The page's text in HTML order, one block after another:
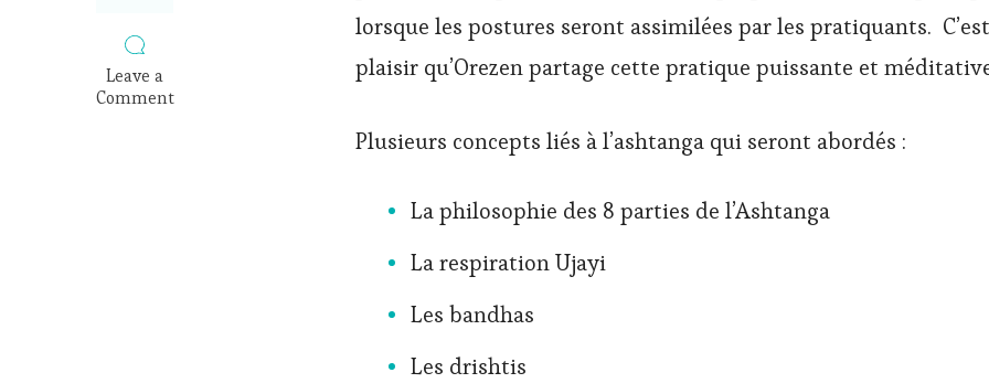
Leave a
Comment
lorsque les postures seront assimilées par les pratiquants.
plaisir qu’Orezen partage cette pratique puissante et
Plusieurs concepts liés à l’ashtanga qui seront abordés :
La philosophie des 8 parties de l’Ashtanga
La respiration Ujayi
Les bandhas
Les drishtis